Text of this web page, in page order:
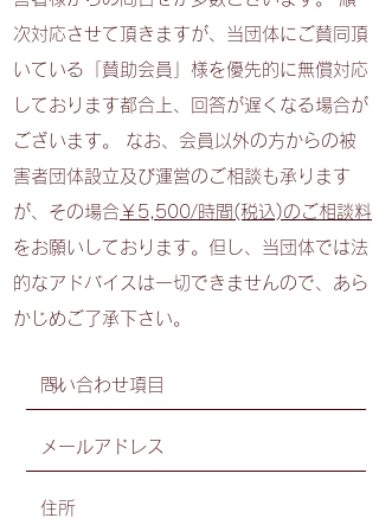
次対応させて頂きますが、当団体にご賛同頂
いている「賛助会員」様を優先的に無償対応
しております都合上、回答が遅くなる場合が
ございます。 なお、会員以外の方からの被
害者団体設立及び運営のご相談も承ります
が、その場合 ￥5,500/時間(税込)のご相談料
をお願いしております。但し、当団体では法
的なアドバイスは一切できませんので、あら
かじめご了承下さい。